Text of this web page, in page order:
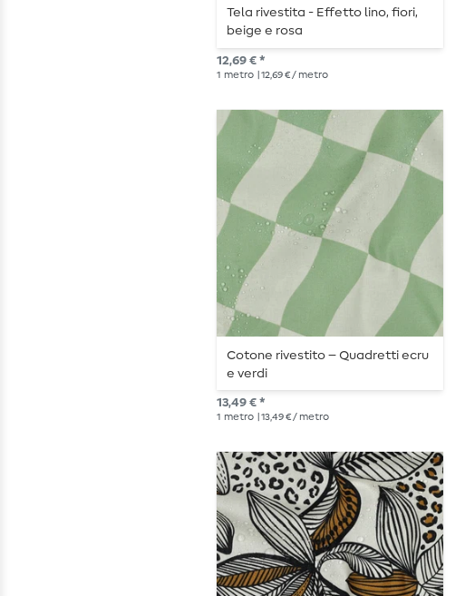
Tela rivestita - Effetto lino, fiori,
beige e rosa
12,69 € *
1 metro | 12,69 € / metro
Cotone rivestito – Quadretti ecru
e verdi
13,49 € *
1 metro | 13,49 € / metro